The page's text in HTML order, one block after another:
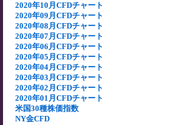
2020年10月CFDチャート
2020年09月CFDチャート
2020年08月CFDチャート
2020年07月CFDチャート
2020年06月CFDチャート
2020年05月CFDチャート
2020年04月CFDチャート
2020年03月CFDチャート
2020年02月CFDチャート
2020年01月CFDチャート
米国30種株価指数
NY金CFD